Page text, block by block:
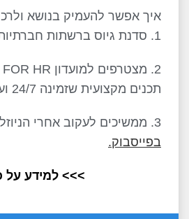
איך אפשר להעמיק בנושא
1. סדנת גיוס ברשתות חברתיות בשילוב בינה מלאכותית. למידע נוסף שלחו מייל ל
תכנים מקצועית שזמינה 24/7 ועוד.
3. ממשיכים לעקוב אחרי הניוזלטר שלנו, בקבוצות הוואטצאפ וכמובן גם ב
בפייסבוק.
>>> למידע על